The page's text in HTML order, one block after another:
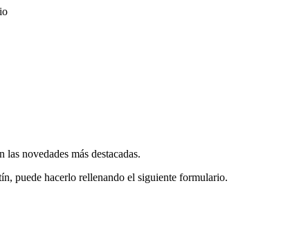
novedades más destacadas.
puede hacerlo rellenando el siguiente formulario.